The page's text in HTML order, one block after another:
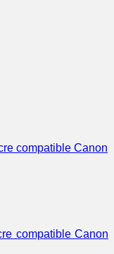
compatible Canon